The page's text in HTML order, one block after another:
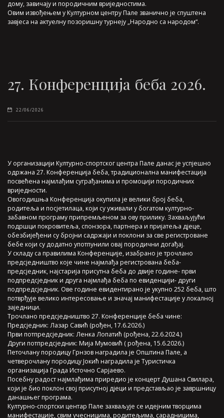
дому, завичају и породичним вриједностима.
Овим извођењем у Културном центру Пале званично је спуштена
завјеса на актуелну позоришну турнеју „Народно са народом“.
27. Конференција беба 2026.
22/06/2026
У организацији Културно-спортског центра Пале данас је успјешно
одржана 27. Конференција беба, традиционална манифестација
посвећена најмлађим суграђанима и промоцији породичних
вриједности.
Овогодишња Конференција окупила је велики број беба,
родитеља и посјетилаца, који су уживали у богатом културно-
забавном програму припремљеном за ову прилику. Захваљујући
подршци покровитеља, спонзора, партнера и пријатеља дјеце,
обезбијеђени су бројни садржаји и поклони за све регистроване
бебе који су додатно употпунили овај породични догађај.
У складу са правилима Конференције, изабрано је трочлано
предсједништво које чине најмлађа регистрована беба-
предсједник, најстарија присутна беба до двије године- први
подпредсједник и друга најмлађа беба по евиденцији- други
подпредсједник. Ове године евидентирано је укупно 252 беба, што
потврђује велико интересовање и значај манифестације у локалној
заједници.
Трочлано предсједништво 27. Конференције беба чине:
Предсједник: Лазар Савић (рођен, 17.6.2026.)
Први потпредсједник: Ленка Лопатић (рођена, 22.6.2024.)
Други потпредсједник: Мија Мумовић ( рођена, 15.6.2026.)
Петочлану породицу Грнзов наградила је Општина Пале, а
четверочлану породицу Јокић наградила је Туристичка
организација Града Источно Сарјаево.
Посебну радост најмлађима приредио је концерт Душана Свилара,
који је био поклон свој присутној дјеци и представљао је завршницу
данашњег програма.
Културно-спортски центар Пале захваљује се идејним творцима
манифестације, свим учесницима, родитељима, сарадницима,